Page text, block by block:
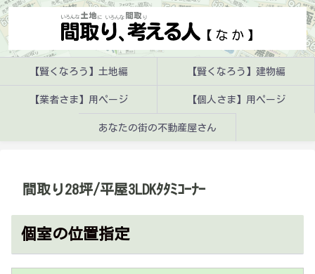
【賢くなろう】土地編 【賢くなろう】建物編
【業者さま】用ページ 【個人さま】用ページ
あなたの街の不動産屋さん
間取り28坪/平屋3LDKﾀﾀﾐｺｰﾅｰ
個室の位置指定